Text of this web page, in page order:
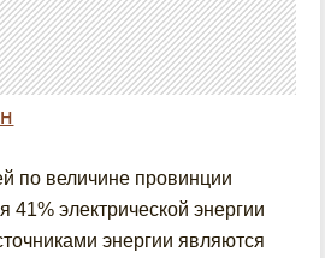
по величине провинции
41% электрической энергии
энергии являются